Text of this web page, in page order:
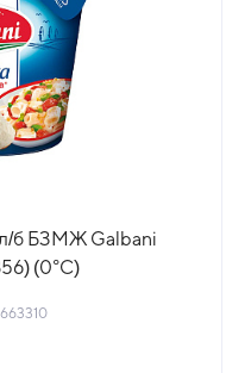
б БЗМЖ Galbani
(0°С)